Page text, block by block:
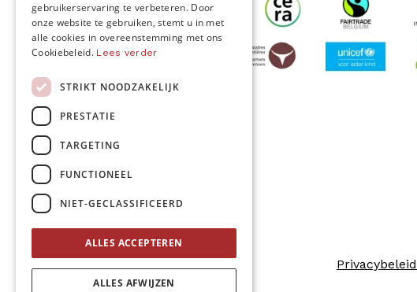
MO* wordt gesteund door
Volg ons
Privacybeleid
ENGLISH
gebruikerservaring te verbeteren. Door
onze website te gebruiken, stemt u in met
alle cookies in overeenstemming met ons
Cookiebeleid. Lees verder
STRIKT NOODZAKELIJK
PRESTATIE
TARGETING
FUNCTIONEEL
NIET-GECLASSIFICEERD
ALLES ACCEPTEREN
ALLES AFWIJZEN